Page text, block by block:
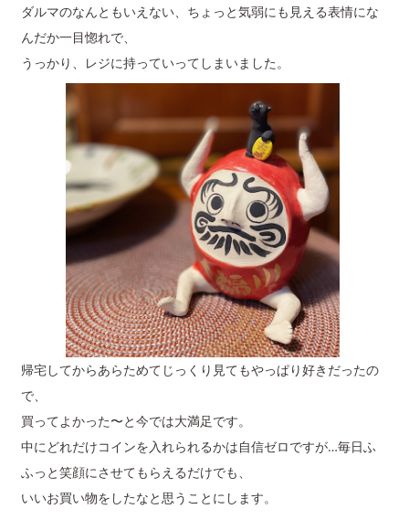
ダルマのなんともいえない、ちょっと気弱にも見える表情にな
んだか一目惚れで、
うっかり、レジに持っていってしまいました。
帰宅してからあらためてじっくり見てもやっぱり好きだったの
で、
買ってよかった〜と今では大満足です。
中にどれだけコインを入れられるかは自信ゼロですが…毎日ふ
ふっと笑顔にさせてもらえるだけでも、
いいお買い物をしたなと思うことにします。